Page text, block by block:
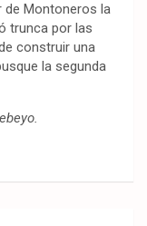
de Montoneros la
trunca por las
construir una
la segunda